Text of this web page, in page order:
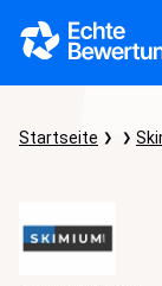
Startseite